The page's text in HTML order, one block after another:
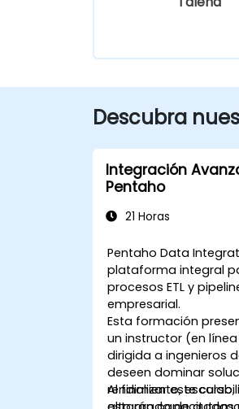
Descubra
Integración
Pentaho
21 Horas
Pentaho Data
plataforma integral
procesos ETL y
empresarial.
Esta formación
un instructor (en
dirigida a ingenieros
deseen dominar
rendimiento,
Al finalizar este